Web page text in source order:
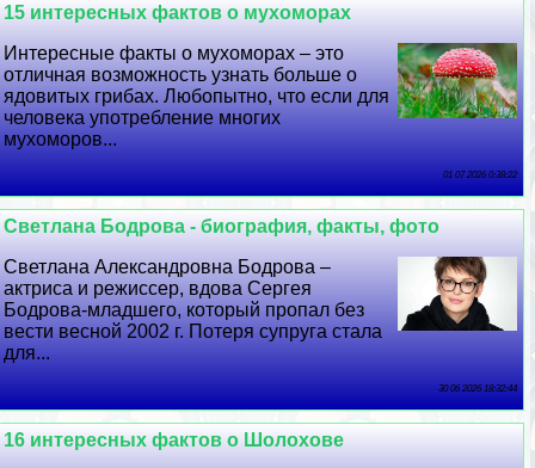
15 интересных фактов о мухоморах
Интересные факты о мухоморах – это
отличная возможность узнать больше о
ядовитых грибах. Любопытно, что если для
человека употрeбление многих
мухоморов...
01 07 2026 0:38:22
Светлана Бодрова - биография, факты, фото
Светлана Александровна Бодрова –
актриса и режиссер, вдова Сергея
Бодрова-младшего, который пропал без
вести весной 2002 г. Потеря супруга стала
для...
30 06 2026 18:32:44
16 интересных фактов о Шолохове